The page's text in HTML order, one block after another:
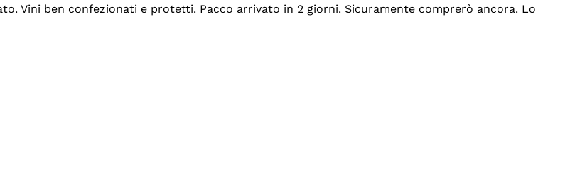
Vini ben confezionati e protetti. Pacco arrivato in 2 giorni. Sicuramente comprerò ancora. Lo